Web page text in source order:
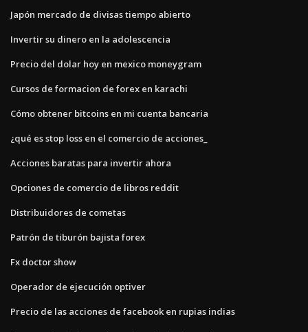
Japón mercado de divisas tiempo abierto
Invertir su dinero en la adolescencia
Precio del dolar hoy en mexico moneygram
Cursos de formacion de forex en karachi
Cómo obtener bitcoins en mi cuenta bancaria
¿qué es stop loss en el comercio de acciones_
Acciones baratas para invertir ahora
Opciones de comercio de libros reddit
Distribuidores de cometas
Patrón de tiburón bajista forex
Fx doctor show
Operador de ejecución optiver
Precio de las acciones de facebook en rupias indias